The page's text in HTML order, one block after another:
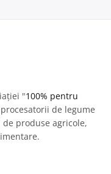
"100% pentru
de legume
produse agricole,